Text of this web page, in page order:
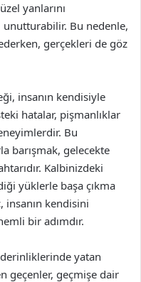
yanlarını
unutturabilir. Bu nedenle,
gerçekleri de göz
insanın kendisiyle
hatalar, pişmanlıklar
Bu
barışmak, gelecekte
Kalbinizdeki
yüklerle başa çıkma
insanın kendisini
bir adımdır.
yatan
geçenler, geçmişe dair